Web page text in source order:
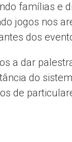
famílias e
jogos nos
dos
a dar
do
de